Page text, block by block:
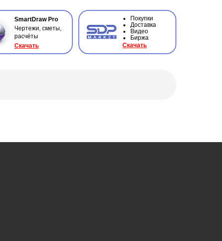
Скачать
Чертежи, сметы,
расчёты
SmartDraw Pro
Скачать
Покупки
Доставка
Видео
Биржа